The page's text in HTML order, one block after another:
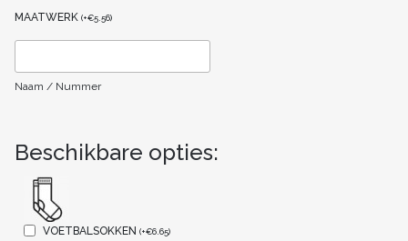
MAATWERK(+€5.56)
Naam / Nummer
Beschikbare opties:
VOETBALSOKKEN(+€6.65)